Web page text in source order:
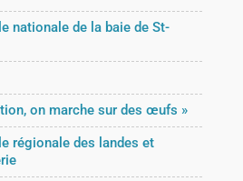
nationale de la baie de St-
on marche sur des œufs »
régionale des landes et